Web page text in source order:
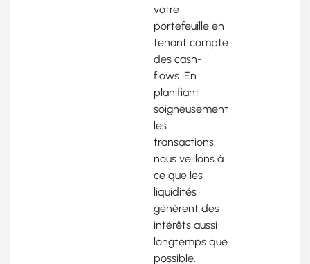
votre
portefeuille en
tenant compte
des cash-
flows. En
planifiant
soigneusement
les
transactions,
nous veillons à
ce que les
liquidités
génèrent des
intérêts aussi
longtemps que
possible.